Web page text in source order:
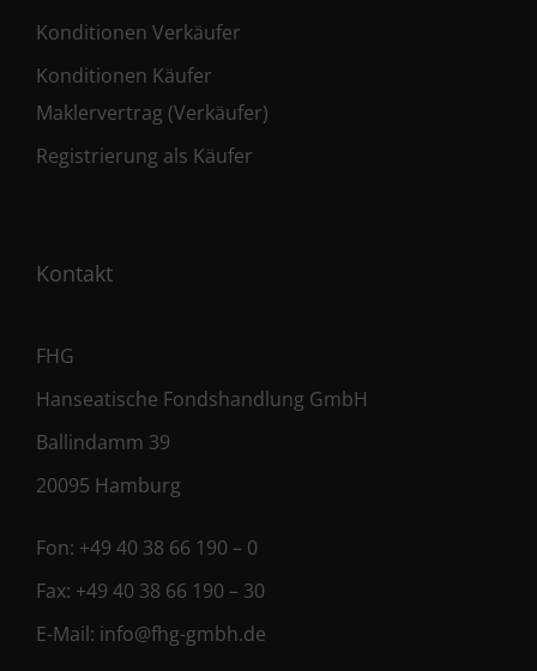
Konditionen Verkäufer
Konditionen Käufer
Maklervertrag (Verkäufer)
Registrierung als Käufer
Kontakt
FHG
Hanseatische Fondshandlung GmbH
Ballindamm 39
20095 Hamburg
Fon: +49 40 38 66 190 – 0
Fax: +49 40 38 66 190 – 30
E-Mail: info@fhg-gmbh.de